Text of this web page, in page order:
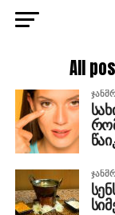
All